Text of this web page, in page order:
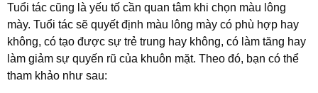
Tuổi tác cũng là yếu tố cần quan tâm khi chọn màu lông
mày. Tuổi tác sẽ quyết định màu lông mày có phù hợp hay
không, có tạo được sự trẻ trung hay không, có làm tăng hay
làm giảm sự quyến rũ của khuôn mặt. Theo đó, bạn có thể
tham khảo như sau: